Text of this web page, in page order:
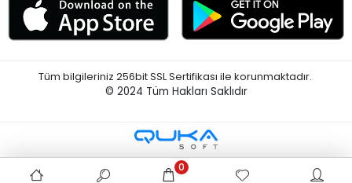
Tüm bilgileriniz 256bit SSL Sertifikası ile korunmaktadır.
© 2024 Tüm Hakları Saklıdır
0